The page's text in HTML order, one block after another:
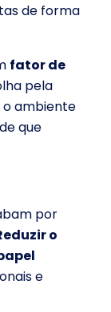
de forma
fator de
pela
ambiente
que
por
o
e